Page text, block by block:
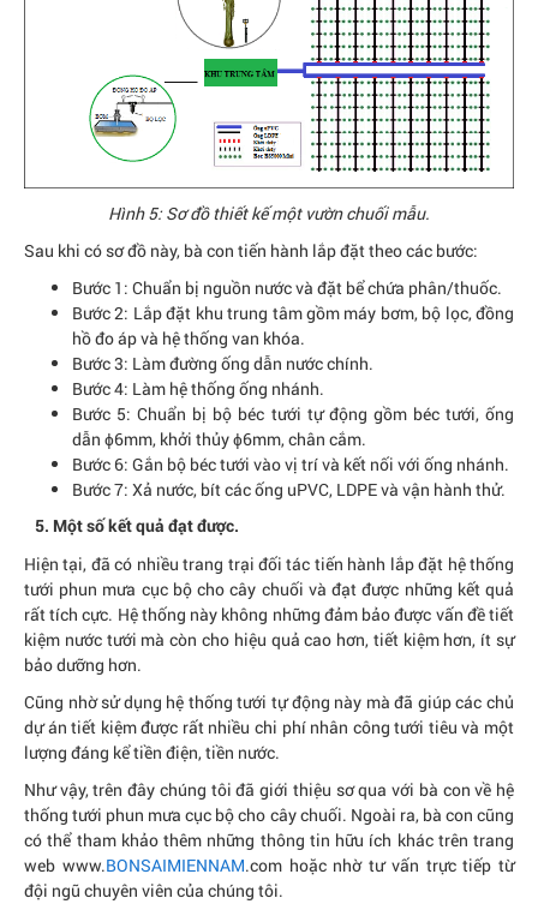
Hình 5: Sơ đồ thiết kế một vườn chuối mẫu.
Sau khi có sơ đồ này, bà con tiến hành lắp đặt theo các bước:
Bước 1: Chuẩn bị nguồn nước và đặt bể chứa phân/thuốc.
Bước 2: Lắp đặt khu trung tâm gồm máy bơm, bộ lọc, đồng
hồ đo áp và hệ thống van khóa.
Bước 3: Làm đường ống dẫn nước chính.
Bước 4: Làm hệ thống ống nhánh.
Bước 5: Chuẩn bị bộ béc tưới tự động gồm béc tưới, ống
dẫn ɸ6mm, khởi thủy ɸ6mm, chân cắm.
Bước 6: Gắn bộ béc tưới vào vị trí và kết nối với ống nhánh.
Bước 7: Xả nước, bít các ống uPVC, LDPE và vận hành thử.
5. Một số kết quả đạt được.
Hiện tại, đã có nhiều trang trại đối tác tiến hành lắp đặt hệ thống
tưới phun mưa cục bộ cho cây chuối và đạt được những kết quả
rất tích cực. Hệ thống này không những đảm bảo được vấn đề tiết
kiệm nước tưới mà còn cho hiệu quả cao hơn, tiết kiệm hơn, ít sự
bảo dưỡng hơn.
Cũng nhờ sử dụng hệ thống tưới tự động này mà đã giúp các chủ
dự án tiết kiệm được rất nhiều chi phí nhân công tưới tiêu và một
lượng đáng kể tiền điện, tiền nước.
Như vậy, trên đây chúng tôi đã giới thiệu sơ qua với bà con về hệ
thống tưới phun mưa cục bộ cho cây chuối. Ngoài ra, bà con cũng
có thể tham khảo thêm những thông tin hữu ích khác trên trang
web www.BONSAIMIENNAM.com hoặc nhờ tư vấn trực tiếp từ
đội ngũ chuyên viên của chúng tôi.